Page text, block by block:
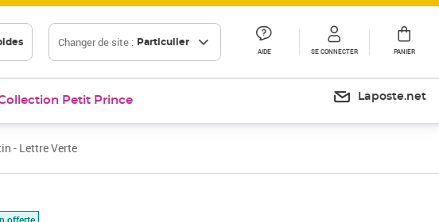
Changer de site : Particulier
AIDE SE CONNECTER PANIER
Petit Prince Laposte.net
- Lettre Verte
offerte